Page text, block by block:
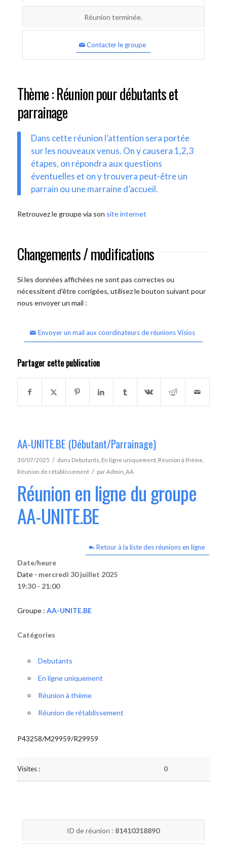
Réunion terminée.
Contacter le groupe
Thème : Réunion pour débutants et
parrainage
Dans cette réunion l’attention sera portée
sur les nouveaux venus. On y causera 1,2,3
étapes, on répondra aux questions
éventuelles et on y trouvera peut-être un
parrain ou une marraine d’accueil.
Retrouvez le groupe via son site internet
Changements / modifications
Si les données affichées ne sont pas correctes ou
nécessitent d'être corrigées, utilisez le bouton suivant pour
nous envoyer un mail :
Envoyer un mail aux coordinateurs de réunions Visios
Partager cette publication
AA-UNITE.BE (Débutant/Parrainage)
30/07/2025 / dans Debutants En ligne uniquement, Réunion à thème
Réunion de rétablissement / parAdmin_AA
Réunion en ligne du groupe
AA-UNITE.BE
Retour à la liste des réunions en ligne
Date/heure
Date - mercredi 30 juillet 2025
19:30 - 21:00
Groupe : AA-UNITE.BE
Catégories
Debutants
En ligne uniquement
Réunion à thème
Réunion de rétablissement
P43258/M29959/R29959
Visites : 0
ID de réunion : 81410318890